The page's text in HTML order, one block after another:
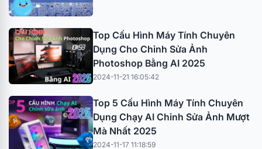
Top Cấu Hình Máy Tính Chuyên
Dụng Cho Chỉnh Sửa Ảnh
Photoshop Bằng AI 2025
2024-11-21 16:05:42
Top 5 Cấu Hình Máy Tính Chuyên
Dụng Chạy AI Chỉnh Sửa Ảnh Mượt
Mà Nhất 2025
2024-11-17 11:18:59